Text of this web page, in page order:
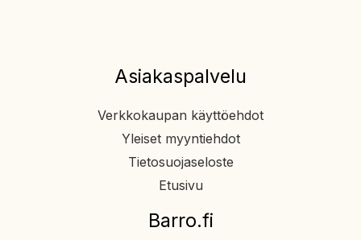
Asiakaspalvelu
Verkkokaupan käyttöehdot
Yleiset myyntiehdot
Tietosuojaseloste
Etusivu
Barro.fi